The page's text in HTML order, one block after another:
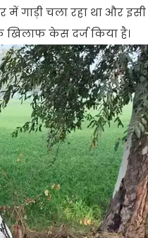
में गाड़ी चला रहा था और इसी
केस दर्ज किया है।